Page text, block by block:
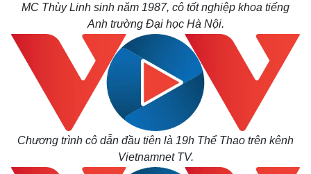
MC Thùy Linh sinh năm 1987, cô tốt nghiệp khoa tiếng
Anh trường Đại học Hà Nội.
Chương trình cô dẫn đầu tiên là 19h Thể Thao trên kênh
Vietnamnet TV.